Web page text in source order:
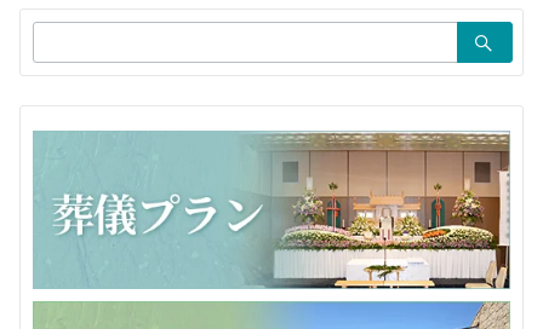
索：